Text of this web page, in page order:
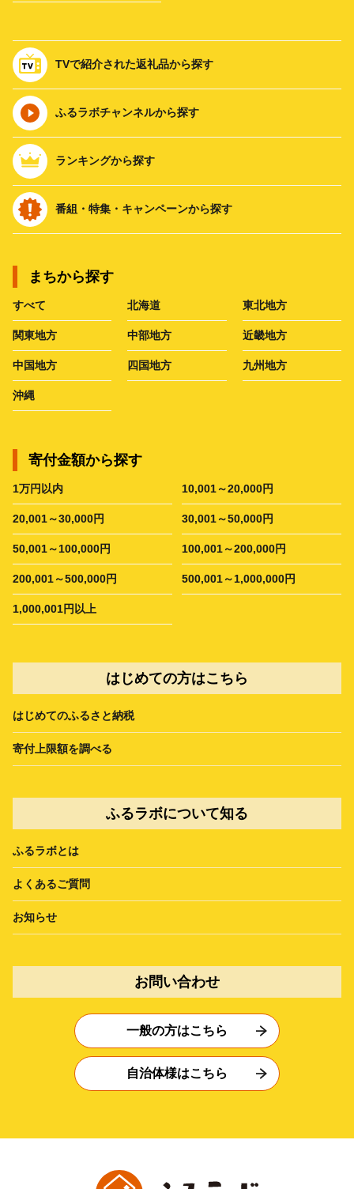
TVで紹介された返礼品から探す
ふるラボチャンネルから探す
ランキングから探す
番組・特集・キャンペーンから探す
まちから探す
すべて 北海道 東北地方
関東地方 中部地方 近畿地方
中国地方 四国地方 九州地方
沖縄
寄付金額から探す
1万円以内 10,001～20,000円
20,001～30,000円 30,001～50,000円
50,001～100,000円 100,001～200,000円
200,001～500,000円 500,001～1,000,000円
1,000,001円以上
はじめての方はこちら
はじめてのふるさと納税
寄付上限額を調べる
ふるラボについて知る
ふるラボとは
よくあるご質問
お知らせ
お問い合わせ
一般の方はこちら
自治体様はこちら